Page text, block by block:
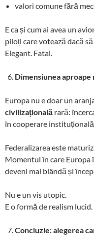
valori comune fără
E ca și cum ai avea un
piloți care votează dacă
Elegant. Fatal.
Dimensiunea
Europa nu e doar un
civilizațională rară:
în cooperare instituțională.
Federalizarea este
Momentul în care Europa
deveni mai blândă și
Nu e un vis utopic.
E o formă de realism lucid.
Concluzie: alegerea